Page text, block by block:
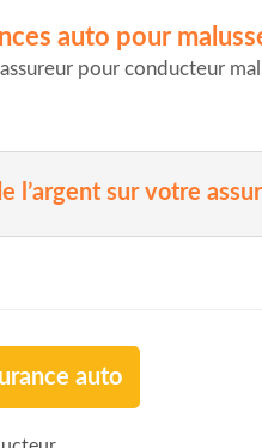
auto pour
pour conducteur
l’argent sur votre
auto